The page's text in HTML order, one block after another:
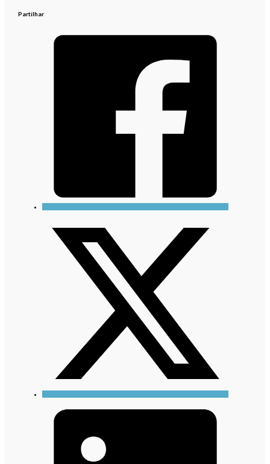
Partilhar